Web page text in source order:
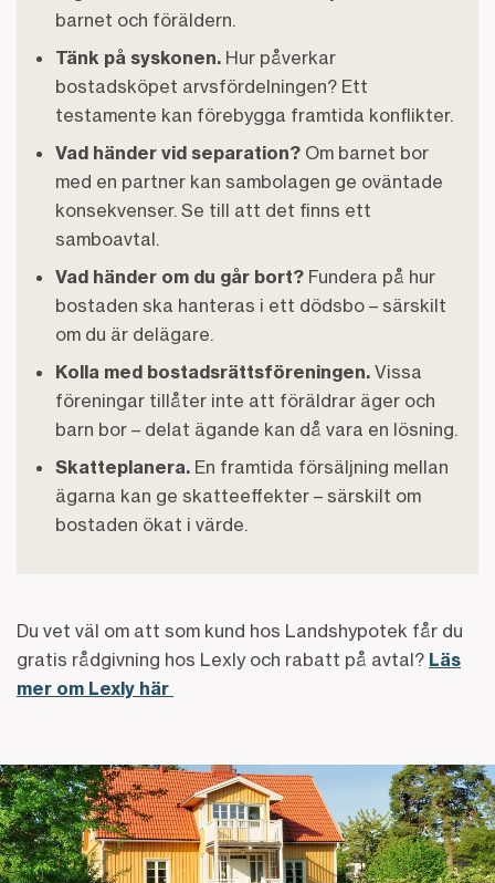
barnet och föräldern.
Tänk på syskonen. Hur påverkar
bostadsköpet arvsfördelningen? Ett
testamente kan förebygga framtida konflikter.
Vad händer vid separation? Om barnet bor
med en partner kan sambolagen ge oväntade
konsekvenser. Se till att det finns ett
samboavtal.
Vad händer om du går bort? Fundera på hur
bostaden ska hanteras i ett dödsbo – särskilt
om du är delägare.
Kolla med bostadsrättsföreningen.Vissa
föreningar tillåter inte att föräldrar äger och
barn bor – delat ägande kan då vara en lösning.
Skatteplanera. En framtida försäljning mellan
ägarna kan ge skatteeffekter – särskilt om
bostaden ökat i värde.
Du vet väl om att som kund hos Landshypotek får du
gratis rådgivning hos Lexly och rabatt på avtal? Läs
mer om Lexly här